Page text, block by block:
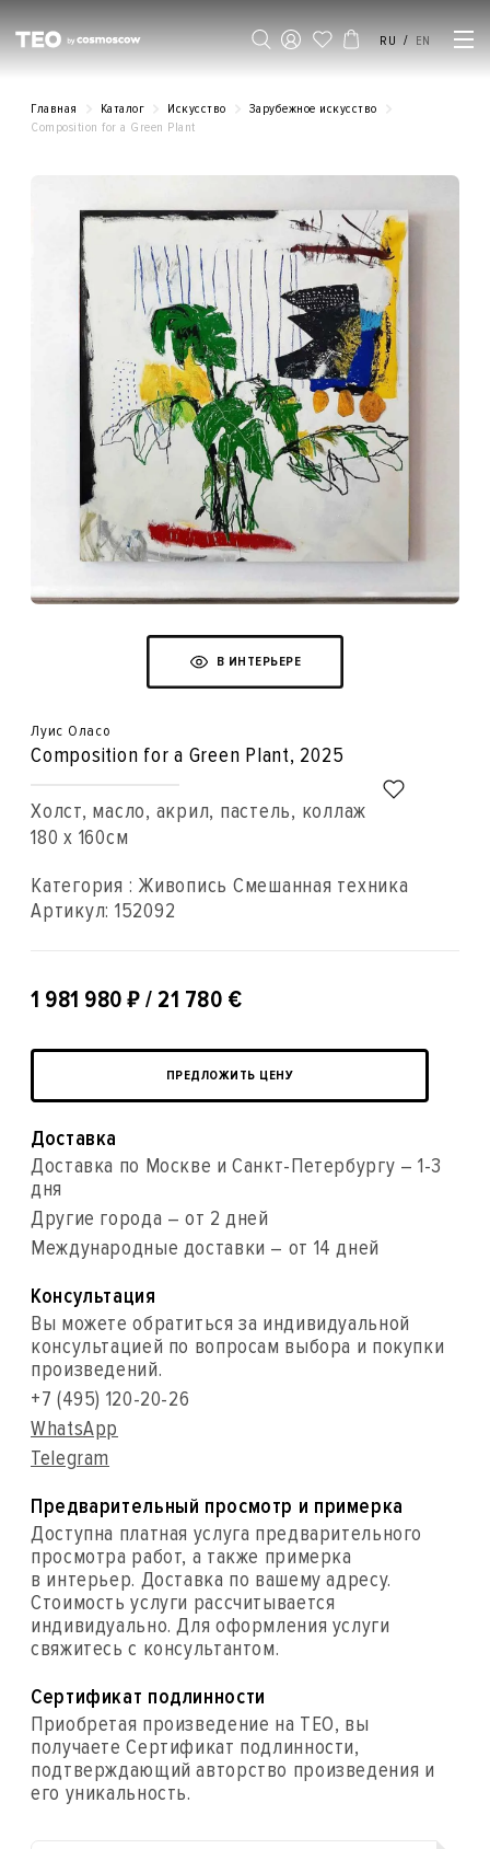
RU / EN
Главная Каталог Искусство
Зарубежное искусство
Composition for a Green Plant
В ИНТЕРЬЕРЕ
Луис Оласо
Composition for a Green Plant, 2025
Холст, масло, акрил, пастель, коллаж
180 x 160см
Категория : Живопись Смешанная техника
Артикул: 152092
1 981 980 ₽ / 21 780 €
ПРЕДЛОЖИТЬ ЦЕНУ
Доставка
Доставка по Москве и Санкт-Петербургу – 1-3
дня
Другие города – от 2 дней
Международные доставки – от 14 дней
Консультация
Вы можете обратиться за индивидуальной
консультацией по вопросам выбора и покупки
произведений.
+7 (495) 120-20-26
WhatsApp
Telegram
Предварительный просмотр и примерка
Доступна платная услуга предварительного
просмотра работ, а также примерка
в интерьер. Доставка по вашему адресу.
Стоимость услуги рассчитывается
индивидуально. Для оформления услуги
свяжитесь с консультантом.
Сертификат подлинности
Приобретая произведение на ТЕО, вы
получаете Сертификат подлинности,
подтверждающий авторство произведения и
его уникальность.